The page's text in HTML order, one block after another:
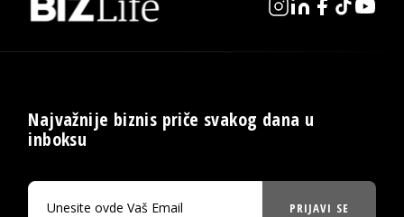
Najvažnije biznis priče svakog dana u
inboksu
PRIJAVI SE